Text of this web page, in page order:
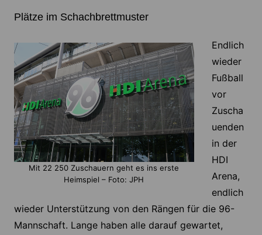
Plätze im Schachbrettmuster
Mit 22 250 Zuschauern geht es ins erste
Heimspiel – Foto: JPH
Endlich
wieder
Fußball
vor
Zuscha
uenden
in der
HDI
Arena,
endlich
wieder Unterstützung von den Rängen für die 96-
Mannschaft. Lange haben alle darauf gewartet,